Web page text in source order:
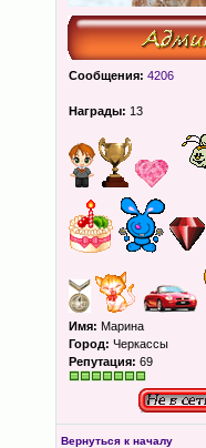
Сообщения: 4206
Награды: 13
Имя: Марина
Город: Черкассы
Репутация: 69
Вернуться к началу